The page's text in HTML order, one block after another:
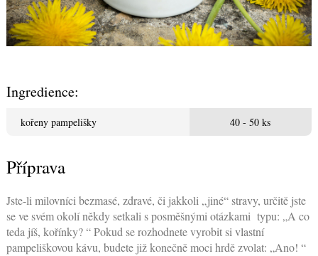
Ingredience:
kořeny pampelišky 40 - 50 ks
Příprava
Jste-li milovníci bezmasé, zdravé, či jakkoli „jiné“ stravy, určitě jste
se ve svém okolí někdy setkali s posměšnými otázkami typu: „A co
teda jíš, kořínky? “ Pokud se rozhodnete vyrobit si vlastní
pampeliškovou kávu, budete již konečně moci hrdě zvolat: „Ano! “